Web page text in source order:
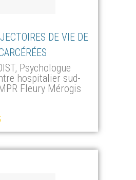
DE VIE DE
Psychologue
hospitalier sud-
Fleury Mérogis